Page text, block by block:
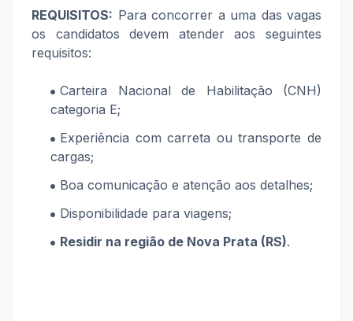
REQUISITOS: Para concorrer a uma das vagas
os candidatos devem atender aos seguintes
requisitos:
Carteira Nacional de Habilitação (CNH)
categoria E;
Experiência com carreta ou transporte de
cargas;
Boa comunicação e atenção aos detalhes;
Disponibilidade para viagens;
Residir na região de Nova Prata (RS).